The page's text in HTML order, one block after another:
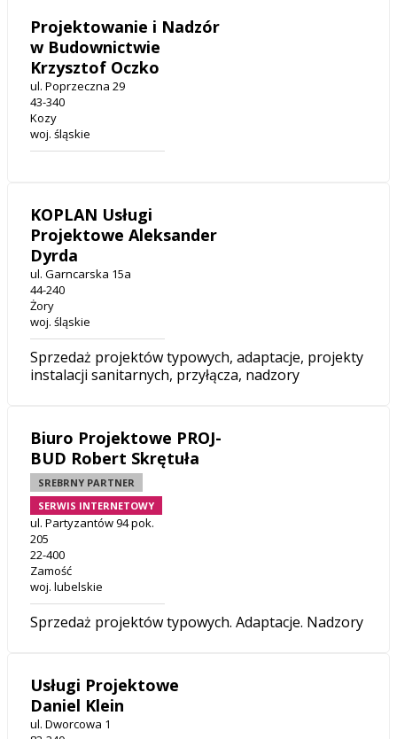
Projektowanie i Nadzór
w Budownictwie
Krzysztof Oczko
ul. Poprzeczna 29
43-340
Kozy
woj. śląskie
KOPLAN Usługi
Projektowe Aleksander
Dyrda
ul. Garncarska 15a
44-240
Żory
woj. śląskie
Sprzedaż projektów typowych, adaptacje, projekty
instalacji sanitarnych, przyłącza, nadzory
Biuro Projektowe PROJ-
BUD Robert Skrętuła
SREBRNY PARTNER
SERWIS INTERNETOWY
ul. Partyzantów 94 pok.
205
22-400
Zamość
woj. lubelskie
Sprzedaż projektów typowych. Adaptacje. Nadzory
Usługi Projektowe
Daniel Klein
ul. Dworcowa 1